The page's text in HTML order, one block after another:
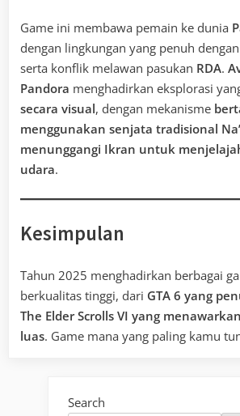
Game ini membawa pemain ke dunia
dengan lingkungan yang penuh
serta konflik melawan pasukan RDA.
Pandora menghadirkan eksplorasi
secara visual, dengan mekanisme
menggunakan senjata tradisional
menunggangi Ikran untuk
udara.
Kesimpulan
Tahun 2025 menghadirkan berbagai
berkualitas tinggi, dari GTA 6 yang
The Elder Scrolls VI yang
luas. Game mana yang paling kamu
Search